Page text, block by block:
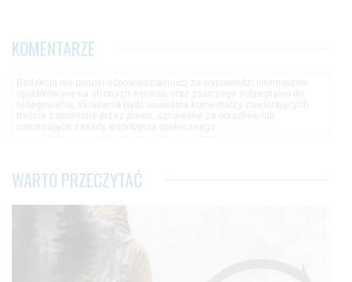
KOMENTARZE
WARTO PRZECZYTAĆ